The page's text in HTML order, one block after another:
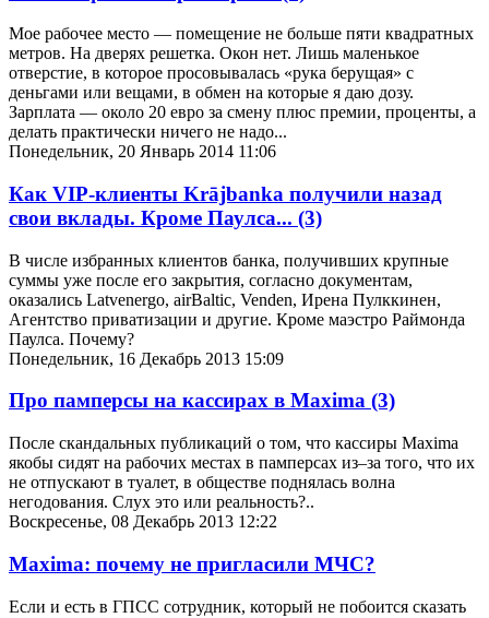
Мое рабочее место — помещение не больше пяти квадратных
метров. На дверях решетка. Окон нет. Лишь маленькое
отверстие, в которое просовывалась «рука берущая» с
деньгами или вещами, в обмен на которые я даю дозу.
Зарплата — около 20 евро за смену плюс премии, проценты, а
делать практически ничего не надо...
Понедельник, 20 Январь 2014 11:06
Как VIP-клиенты Krājbanka получили назад
свои вклады. Кроме Паулса... (3)
В числе избранных клиентов банка, получивших крупные
суммы уже после его закрытия, согласно документам,
оказались Latvenergo, airBaltic, Venden, Ирена Пулккинен,
Агентство приватизации и другие. Кроме маэстро Раймонда
Паулса. Почему?
Понедельник, 16 Декабрь 2013 15:09
Про памперсы на кассирах в Maxima (3)
После скандальных публикаций о том, что кассиры Maxima
якобы сидят на рабочих местах в памперсах из–за того, что их
не отпускают в туалет, в обществе поднялась волна
негодования. Слух это или реальность?..
Воскресенье, 08 Декабрь 2013 12:22
Maxima: почему не пригласили МЧС?
Если и есть в ГПСС сотрудник, который не побоится сказать